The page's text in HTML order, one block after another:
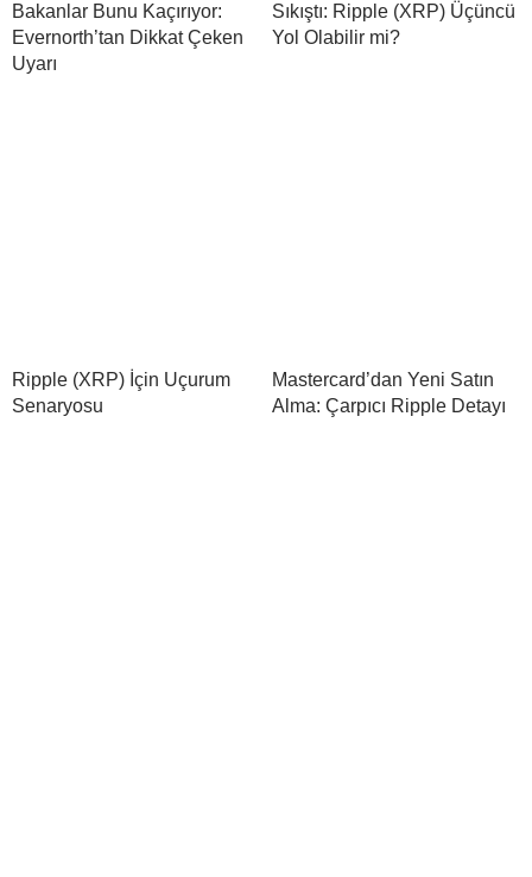
Bakanlar Bunu Kaçırıyor:
Evernorth’tan Dikkat Çeken
Uyarı
Sıkıştı: Ripple (XRP) Üçüncü
Yol Olabilir mi?
Ripple (XRP) İçin Uçurum
Senaryosu
Mastercard’dan Yeni Satın
Alma: Çarpıcı Ripple Detayı